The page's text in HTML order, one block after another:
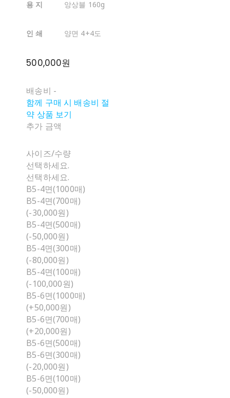
용 지 앙상블 160g
인 쇄 양면 4+4도
500,000원
배송비 -
함께 구매 시 배송비 절
약 상품 보기
추가 금액
사이즈/수량
선택하세요.
선택하세요.
B5-4면(1000매)
B5-4면(700매)
(-30,000원)
B5-4면(500매)
(-50,000원)
B5-4면(300매)
(-80,000원)
B5-4면(100매)
(-100,000원)
B5-6면(1000매)
(+50,000원)
B5-6면(700매)
(+20,000원)
B5-6면(500매)
B5-6면(300매)
(-20,000원)
B5-6면(100매)
(-50,000원)